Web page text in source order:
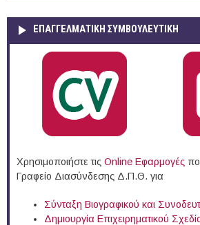
ΕΠΑΓΓΕΛΜΑΤΙΚΉ ΣΥΜΒΟΥΛΕΥΤΙΚΉ
Χρησιμοποιήστε τις Online Eφαρμογές
Γραφείο Διασύνδεσης Δ.Π.Θ. για
Σύνταξη Βιογραφικού και
Δημιουργία Επιχειρηματικού